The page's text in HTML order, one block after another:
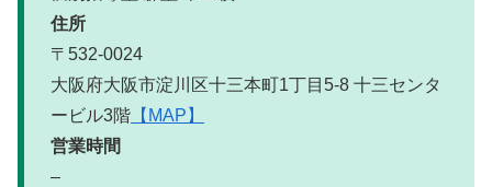
住所
〒532-0024
大阪府大阪市淀川区十三本町1丁目5-8 十三センタ
ービル3階 【MAP】
営業時間
–